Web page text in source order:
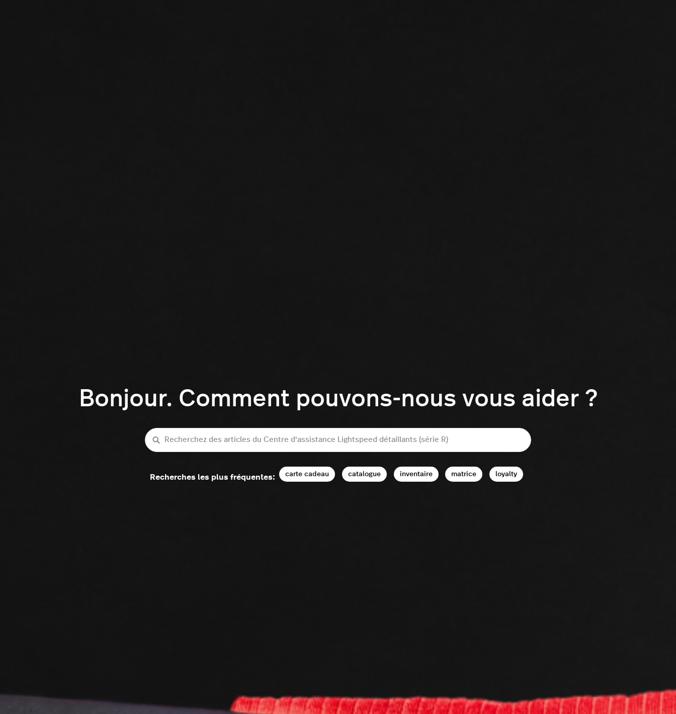
Bonjour. Comment pouvons-nous vous aider ?
Recherche
Recherches les plus fréquentes: carte cadeau catalogue inventaire matrice loyalty